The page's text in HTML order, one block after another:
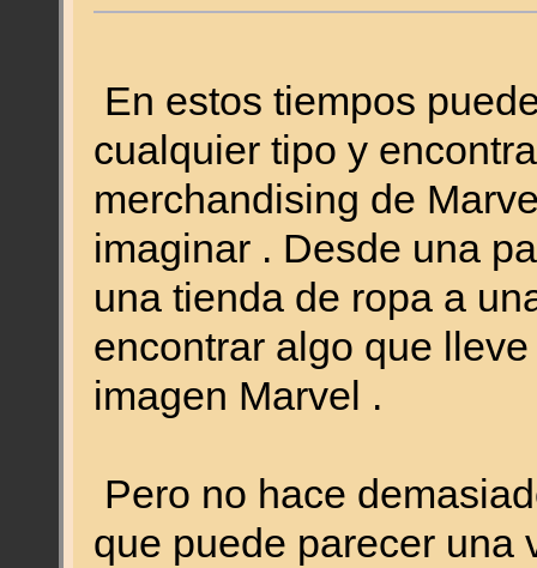
En estos tiempos
cualquier tipo y
merchandising de
imaginar . Desde una
una tienda de ropa a
encontrar algo que
imagen Marvel .
Pero no hace
que puede parecer una